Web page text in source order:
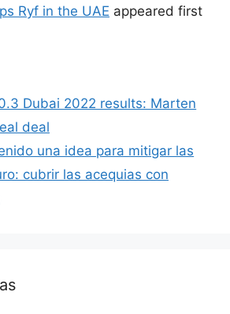
Ryf in the UAE appeared first
Dubai 2022 results: Marten
deal
una idea para mitigar las
cubrir las acequias con